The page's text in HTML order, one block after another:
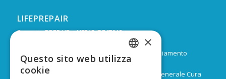
LIFEPREPAIR
Progetto PREPAIR – LIFE15 IPE IT013
Durata: Febbraio 2017 – Dicembre 2024
Budget: 16.805.939 € di cui 9.974.624 di co-finanziamento
europeo
Capofila: Regione Emilia-Romagna, Direzione Generale Cura
ITALIAN
×
Questo sito web utilizza
cookie